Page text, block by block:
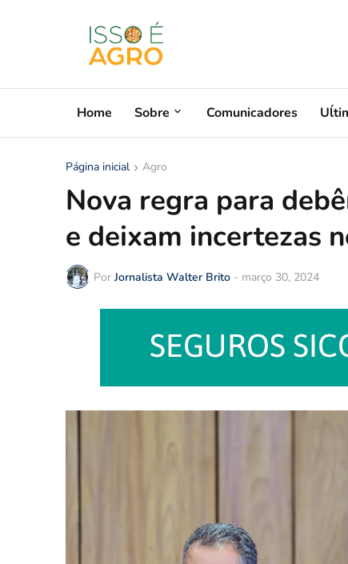
Home Sobre Comunicadores
Página inicial Agro
Nova regra para
e deixam incertezas
Por Jornalista Walter Brito - março 30, 2024